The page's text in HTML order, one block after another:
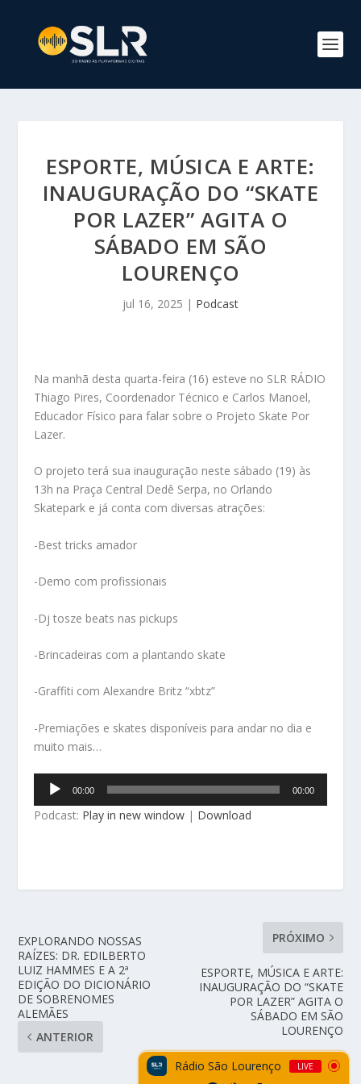
ESPORTE, MÚSICA E ARTE:
INAUGURAÇÃO DO “SKATE
POR LAZER” AGITA O
SÁBADO EM SÃO
LOURENÇO
jul 16, 2025 | Podcast
Na manhã desta quarta-feira (16) esteve no SLR RÁDIO
Thiago Pires, Coordenador Técnico e Carlos Manoel,
Educador Físico para falar sobre o Projeto Skate Por
Lazer.
O projeto terá sua inauguração neste sábado (19) às
13h na Praça Central Dedê Serpa, no Orlando
Skatepark e já conta com diversas atrações:
-Best tricks amador
-Demo com profissionais
-Dj tosze beats nas pickups
-Brincadeiras com a plantando skate
-Graffiti com Alexandre Britz “xbtz”
-Premiações e skates disponíveis para andar no dia e
muito mais…
Tocador
áudio
00:00 00:00
Podcast: Play in new window | Download
EXPLORANDO NOSSAS
RAÍZES: DR. EDILBERTO
LUIZ HAMMES E A 2ª
EDIÇÃO DO DICIONÁRIO
DE SOBRENOMES
ALEMÃES
ANTERIOR
PRÓXIMO
ESPORTE, MÚSICA E ARTE:
INAUGURAÇÃO DO “SKATE
POR LAZER” AGITA O
SÁBADO EM SÃO
LOURENÇO
Rádio São Lourenço LIVE